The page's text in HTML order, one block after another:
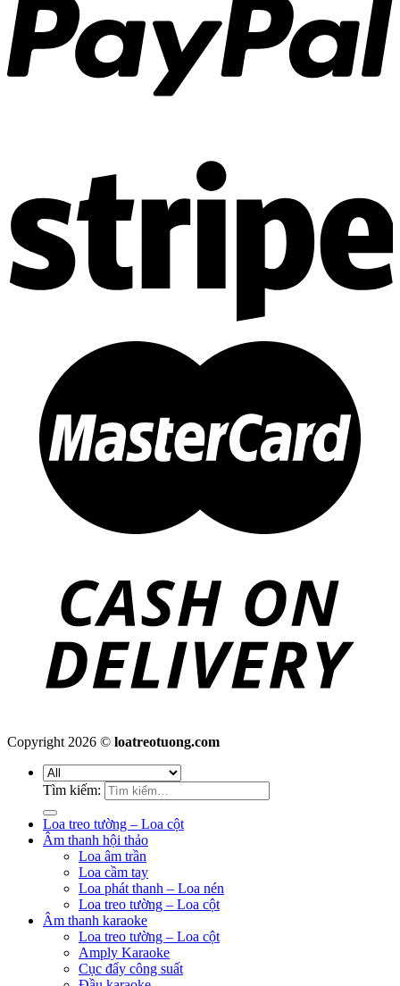
Copyright 2026 © loatreotuong.com
Tìm kiếm:
Loa treo tường – Loa cột
Âm thanh hội thảo
Loa âm trần
Loa cầm tay
Loa phát thanh – Loa nén
Loa treo tường – Loa cột
Âm thanh karaoke
Loa treo tường – Loa cột
Amply Karaoke
Cục đẩy công suất